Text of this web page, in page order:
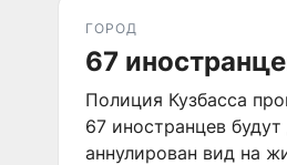
ГОРОД
67
Полиция Кузбасса
67 иностранцев
аннулирован вид на